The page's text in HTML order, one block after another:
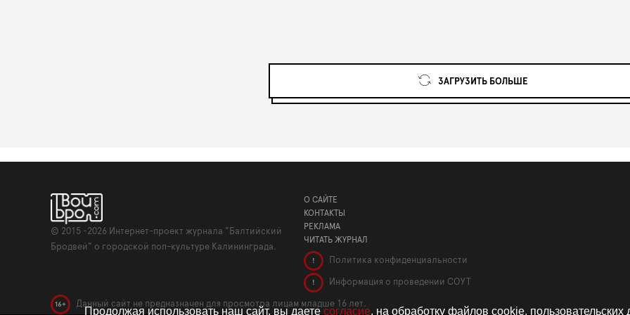
Продолжая использовать наш сайт, вы даетесогласие. на обработку файлов cookie,
ЗАГРУЗИТЬ БОЛЬШЕ
© 2015 -2026 Интернет-проект журнала "Балтийский
Бродвей" о городской поп-культуре Калининграда.
О САЙТЕ
КОНТАКТЫ
РЕКЛАМА
ЧИТАТЬ ЖУРНАЛ
! Политика конфиденциальности
! Информация о проведении СОУТ
16+ Данный сайт не предназначен для просмотра лицам младше 16 лет.